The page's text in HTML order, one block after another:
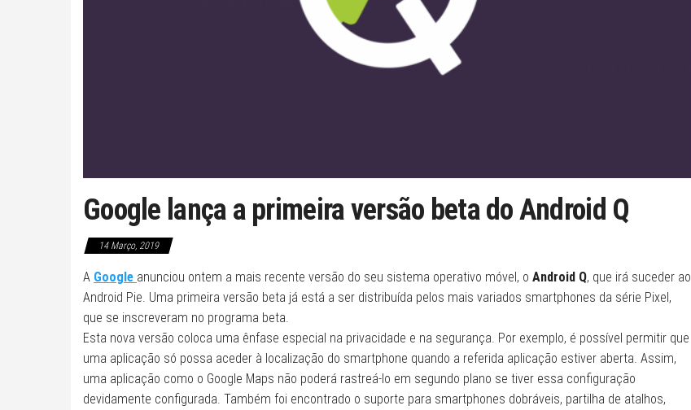
Google lança a primeira versão beta do Android Q
14 Março, 2019
A Google anunciou ontem a mais recente versão do seu sistema operativo móvel, o Android Q, que irá suceder ao
Android Pie. Uma primeira versão beta já está a ser distribuída pelos mais variados smartphones da série Pixel,
que se inscreveram no programa beta.
Esta nova versão coloca uma ênfase especial na privacidade e na segurança. Por exemplo, é possível permitir que
uma aplicação só possa aceder à localização do smartphone quando a referida aplicação estiver aberta. Assim,
uma aplicação como o Google Maps não poderá rastreá-lo em segundo plano se tiver essa configuração
devidamente configurada. Também foi encontrado o suporte para smartphones dobráveis, partilha de atalhos,